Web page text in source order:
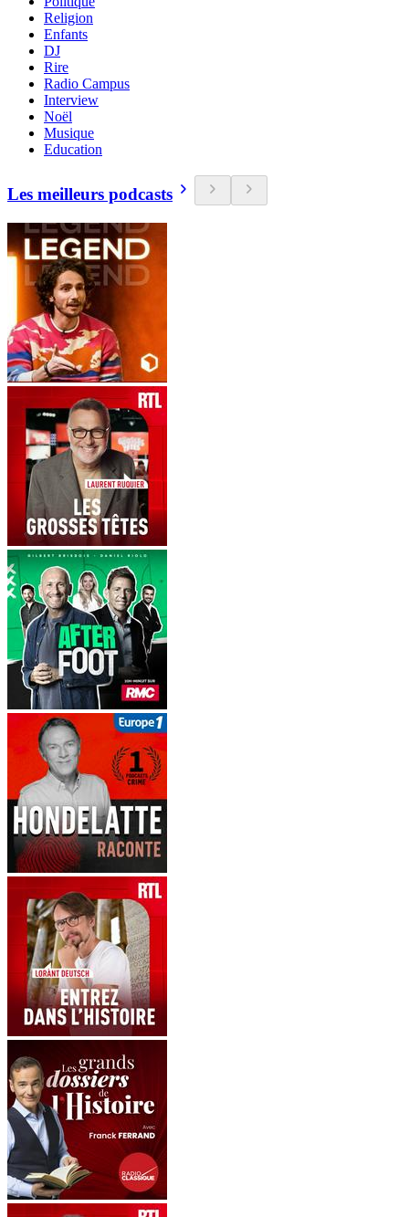
Religion
Enfants
DJ
Rire
Radio Campus
Interview
Noël
Musique
Education
Les meilleurs podcasts